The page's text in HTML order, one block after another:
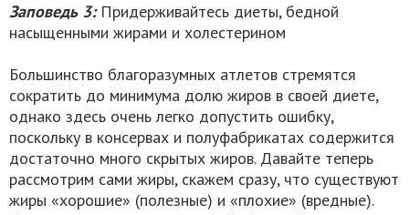
Заповедь 3:Придерживайтесь диеты, бедной
насыщенными жирами и холестерином
Большинство благоразумных атлетов стремятся
сократить до минимума долю жиров в своей диете,
однако здесь очень легко допустить ошибку,
поскольку в консервах и полуфабрикатах содержится
достаточно много скрытых жиров. Давайте теперь
рассмотрим сами жиры, скажем сразу, что существуют
жиры «хорошие» (полезные) и «плохие» (вредные).